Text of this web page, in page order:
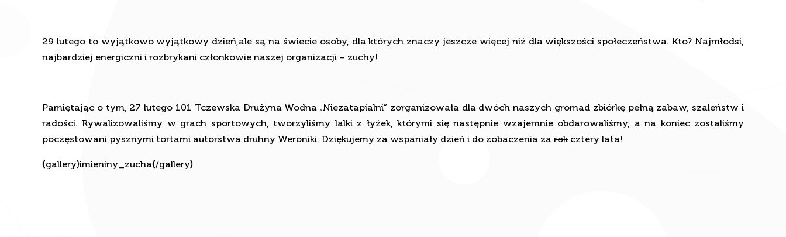
29 lutego to wyjątkowo wyjątkowy dzień,ale są na świecie osoby, dla których znaczy jeszcze więcej niż dla większości społeczeństwa. Kto? Najmłodsi,
najbardziej energiczni i rozbrykani członkowie naszej organizacji – zuchy!
Pamiętając o tym, 27 lutego 101 Tczewska Drużyna Wodna „Niezatapialni” zorganizowała dla dwóch naszych gromad zbiórkę pełną zabaw, szaleństw i
radości. Rywalizowaliśmy w grach sportowych, tworzyliśmy lalki z łyżek, którymi się następnie wzajemnie obdarowaliśmy, a na koniec zostaliśmy
poczęstowani pysznymi tortami autorstwa druhny Weroniki. Dziękujemy za wspaniały dzień i do zobaczenia za rok cztery lata!
{gallery}imieniny_zucha{/gallery}